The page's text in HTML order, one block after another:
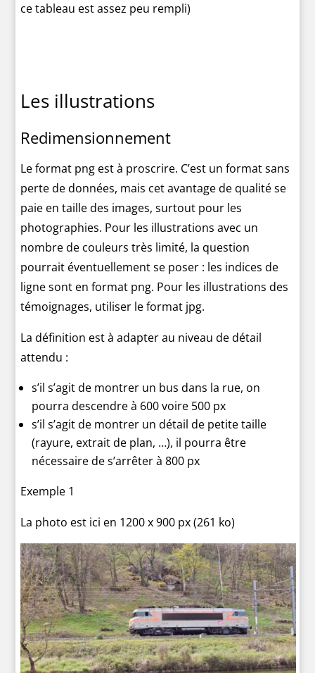
ce tableau est assez peu rempli)
Les illustrations
Redimensionnement
Le format png est à proscrire. C’est un format sans
perte de données, mais cet avantage de qualité se
paie en taille des images, surtout pour les
photographies. Pour les illustrations avec un
nombre de couleurs très limité, la question
pourrait éventuellement se poser : les indices de
ligne sont en format png. Pour les illustrations des
témoignages, utiliser le format jpg.
La définition est à adapter au niveau de détail
attendu :
s’il s’agit de montrer un bus dans la rue, on
pourra descendre à 600 voire 500 px
s’il s’agit de montrer un détail de petite taille
(rayure, extrait de plan, …), il pourra être
nécessaire de s’arrêter à 800 px
Exemple 1
La photo est ici en 1200 x 900 px (261 ko)